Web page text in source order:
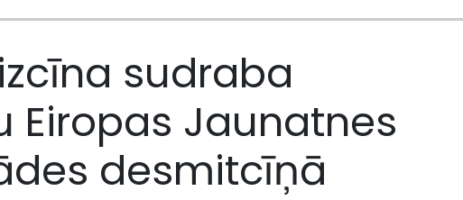
sudraba
Eiropas Jaunatnes
desmitcīņā